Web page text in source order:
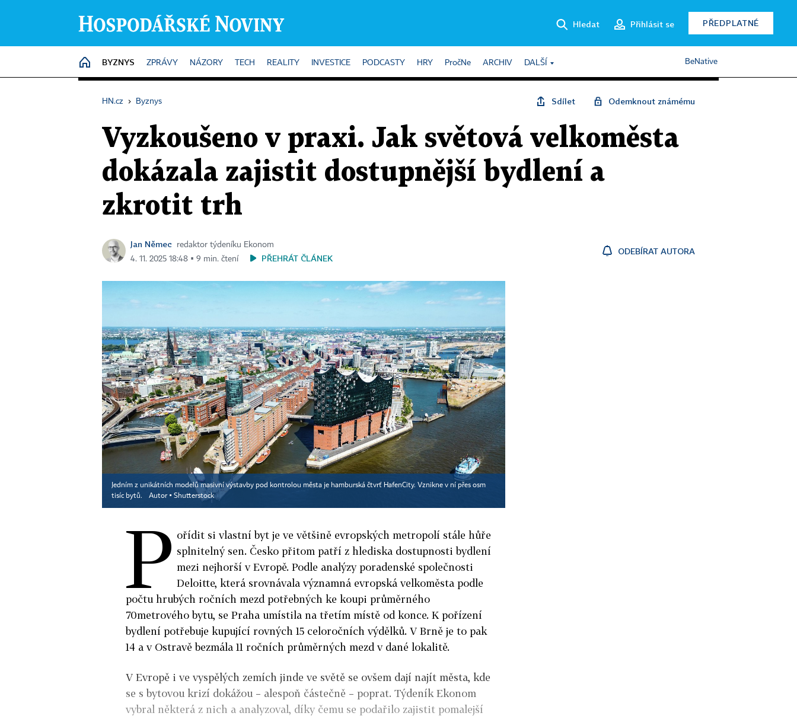
Hledat Přihlásit se PŘEDPLATNÉ
HOME
BYZNYS ZPRÁVY NÁZORY TECH REALITY INVESTICE PODCASTY HRY PročNe ARCHIV DALŠÍ BeNative
HN.cz › Byznys Sdílet Odemknout známému
Vyzkoušeno v praxi. Jak světová velkoměsta
dokázala zajistit dostupnější bydlení a
zkrotit trh
Jan Němec
redaktor týdeníku Ekonom
4. 11. 2025 18:48 ▪ 9 min. čtení
PŘEHRÁT ČLÁNEK
ODEBÍRAT AUTORA
Jedním z unikátních modelů masivní výstavby pod kontrolou města je hamburská čtvrť HafenCity. Vznikne v ní přes osm
tisíc bytů.
Autor ▪ Shutterstock
P ořídit si vlastní byt je ve většině evropských metropolí stále hůře
splnitelný sen. Česko přitom patří z hlediska dostupnosti bydlení
mezi nejhorší v Evropě. Podle analýzy poradenské společnosti
Deloitte, která srovnávala významná evropská velkoměsta podle
počtu hrubých ročních mezd potřebných ke koupi průměrného
70metrového bytu, se Praha umístila na třetím místě od konce. K pořízení
bydlení potřebuje kupující rovných 15 celoročních výdělků. V Brně je to pak
14 a v Ostravě bezmála 11 ročních průměrných mezd v dané lokalitě.
V Evropě i ve vyspělých zemích jinde ve světě se ovšem dají najít města, kde
se s bytovou krizí dokážou – alespoň částečně – poprat. Týdeník Ekonom
vybral některá z nich a analyzoval, díky čemu se podařilo zajistit pomalejší